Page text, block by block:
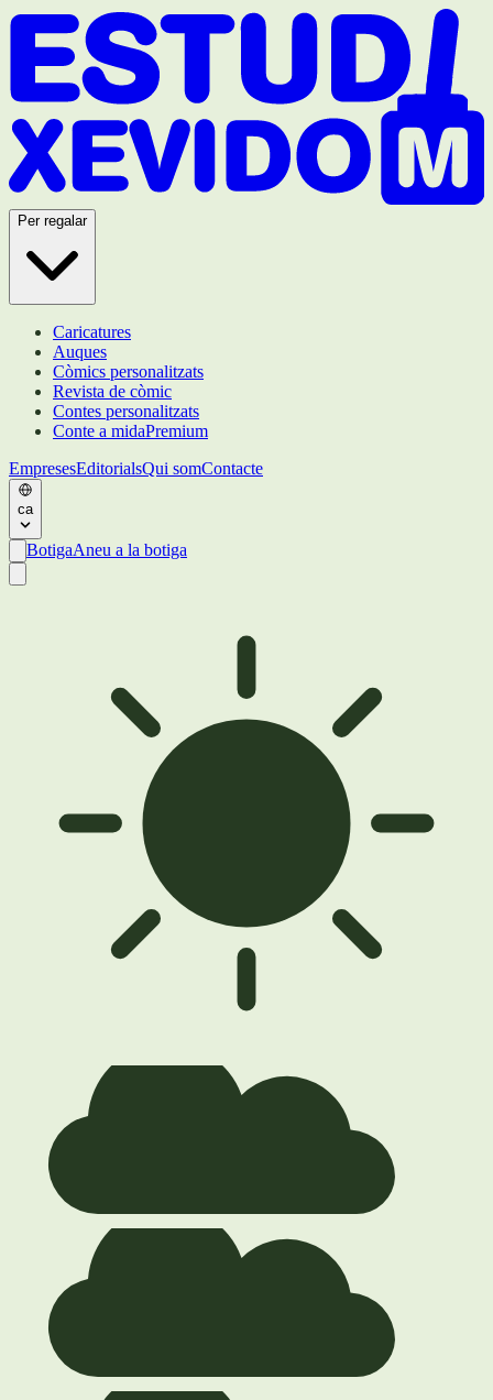
Per regalar
Caricatures
Auques
Còmics personalitzats
Revista de còmic
Contes personalitzats
Conte a midaPremium
EmpresesEditorialsQui somContacte
ca
BotigaAneu a la botiga